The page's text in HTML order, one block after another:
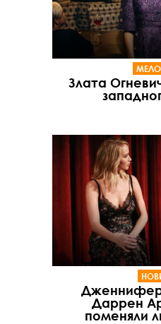
Злата
Даррен
поменяли